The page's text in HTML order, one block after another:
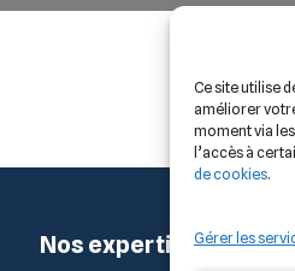
Ce site utilise
améliorer
moment via
l’accès à
de cookies.
Gérer les
Nos expertises